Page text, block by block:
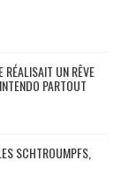
UN RÊVE
PARTOUT
SCHTROUMPFS,